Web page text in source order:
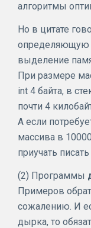
алгоритмы
Но в цитате
определяющую
выделение
При размере
int 4 байта, в
почти 4
А если
массива в
приучать
(2) Программы
Примеров
сожалению. И
дырка, то